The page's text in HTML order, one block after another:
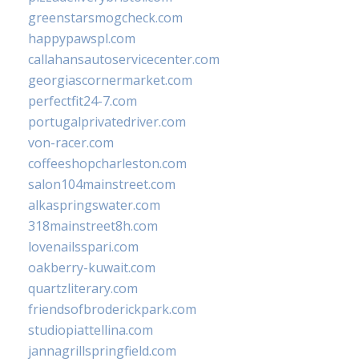
greenstarsmogcheck.com
happypawspl.com
callahansautoservicecenter.com
georgiascornermarket.com
perfectfit24-7.com
portugalprivatedriver.com
von-racer.com
coffeeshopcharleston.com
salon104mainstreet.com
alkaspringswater.com
318mainstreet8h.com
lovenailsspari.com
oakberry-kuwait.com
quartzliterary.com
friendsofbroderickpark.com
studiopiattellina.com
jannagrillspringfield.com